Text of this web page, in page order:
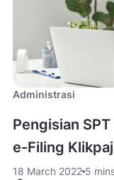
Administrasi
Pengisian
e-Filing
18 March 2022 5